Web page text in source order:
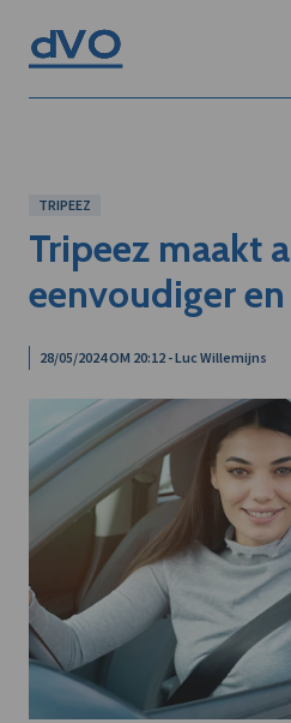
TRIPEEZ
Tripeez maakt
eenvoudiger
28/05/2024 OM 20:12 - Luc Willemijns